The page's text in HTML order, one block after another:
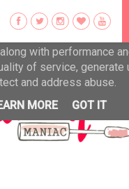
from Google to deliver
with performance
of service, generate
and address abuse.
MORE
GOT IT